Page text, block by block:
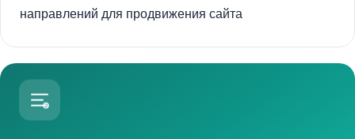
направлений для продвижения сайта